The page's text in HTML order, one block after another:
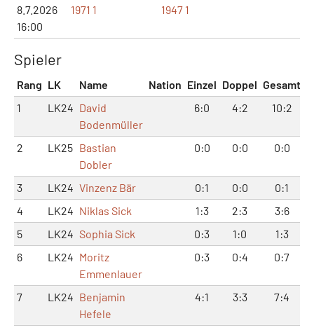
8.7.2026
16:00
1971 1
1947 1
Spieler
Rang LK Name Nation Einzel Doppel Gesamt
1
LK24 David
Bodenmüller
6:0 4:2 10:2
2 LK25 Bastian
Dobler
0:0 0:0 0:0
3 LK24 Vinzenz Bär 0:1 0:0
0:1
4
LK24 Niklas Sick 1:3 2:3
3:6
5
LK24 Sophia Sick 0:3 1:0
1:3
6
LK24 Moritz
Emmenlauer
0:3 0:4 0:7
7 LK24 Benjamin
Hefele
4:1 3:3 7:4